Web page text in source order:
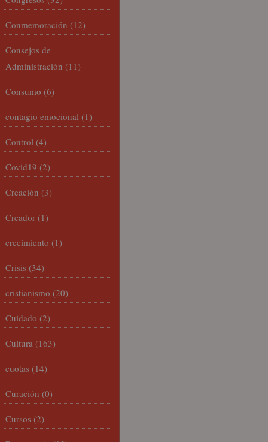
Conmemoración (12)
Consejos de
Administración (11)
Consumo (6)
contagio emocional (1)
Control (4)
Covid19 (2)
Creación (3)
Creador (1)
crecimiento (1)
Crisis (34)
cristianismo (20)
Cuidado (2)
Cultura (163)
cuotas (14)
Curación (0)
Cursos (2)